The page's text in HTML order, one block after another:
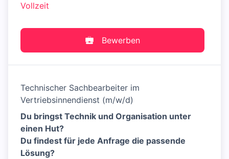
Vollzeit
Bewerben
Technischer Sachbearbeiter im
Vertriebsinnendienst (m/w/d)
Du bringst Technik und Organisation unter
einen Hut?
Du findest für jede Anfrage die passende
Lösung?